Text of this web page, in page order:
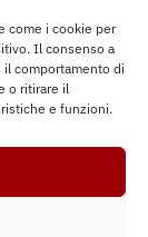
come i cookie per
Il consenso a
comportamento di
o ritirare il
e funzioni.